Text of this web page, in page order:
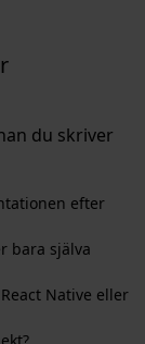
du skriver
efter
bara själva
Native eller